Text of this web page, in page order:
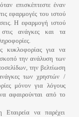
επισκέπτεστε έναν
εφαρμογές του ιστού
Η εφαρμογή ιστού
στις ανάγκες και τα
κυκλοφορίας για να
σκοπό την ανάλυση των
την βελτίωση
των χρηστών /
μόνον για λόγους
αφαιρούνται από το
να παρέχει